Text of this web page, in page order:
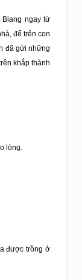
Biang ngay từ
để trên con
đã gửi những
khắp thành
lòng.
được trồng ở